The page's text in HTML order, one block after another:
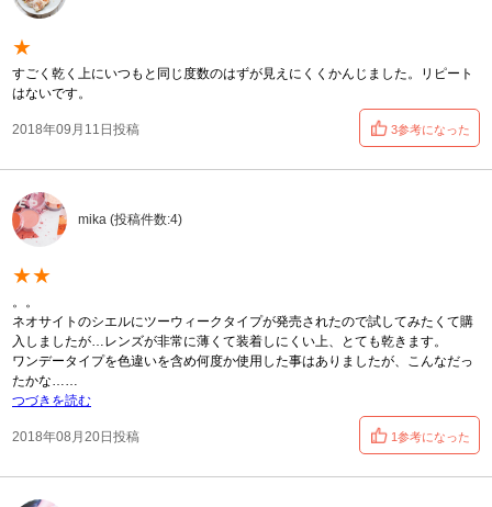
★
すごく乾く上にいつもと同じ度数のはずが見えにくくかんじました。リピート
はないです。
2018年09月11日投稿 3参考になった
mika (投稿件数:4)
★★
。。
ネオサイトのシエルにツーウィークタイプが発売されたので試してみたくて購
入しましたが…レンズが非常に薄くて装着しにくい上、とても乾きます。
ワンデータイプを色違いを含め何度か使用した事はありましたが、こんなだっ
たかな……
つづきを読む
2018年08月20日投稿 1参考になった